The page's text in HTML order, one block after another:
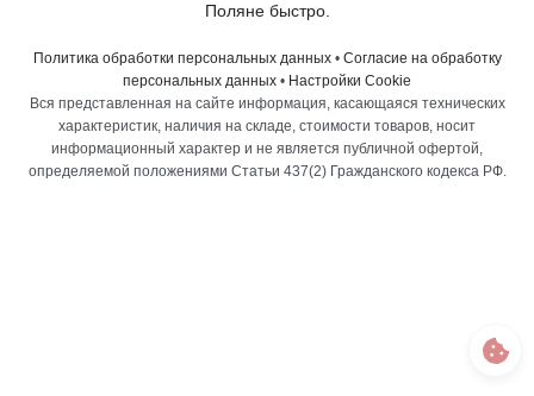
Поляне быстро.
Политика обработки персональных данных• Согласие на обработку
персональных данных • Настройки Cookie
Вся представленная на сайте информация, касающаяся технических
характеристик, наличия на складе, стоимости товаров, носит
информационный характер и не является публичной офертой,
определяемой положениями Статьи 437(2) Гражданского кодекса РФ.